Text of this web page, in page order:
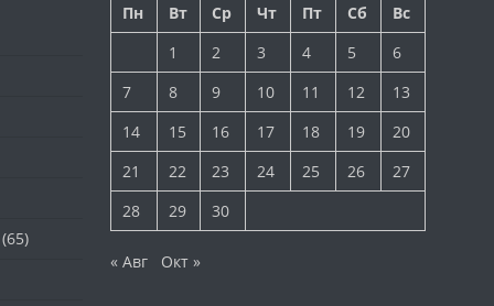
(65)
Пн
Вт Ср Чт Пт Сб
Вс
1
2 3 4 5
6
7
8 9 10 11 12
13
14
15 16 17 18 19
20
21
22 23 24 25 26
27
28
29 30
« Авг Окт »